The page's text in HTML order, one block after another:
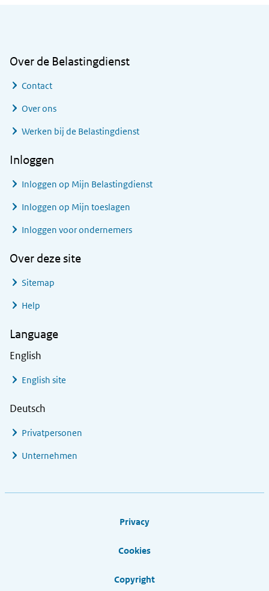
Over de Belastingdienst
Contact
Over ons
Werken bij de Belastingdienst
Inloggen
Inloggen op Mijn Belastingdienst
Inloggen op Mijn toeslagen
Inloggen voor ondernemers
Over deze site
Sitemap
Help
Language
English
English site
Deutsch
Privatpersonen
Unternehmen
Privacy
Cookies
Copyright